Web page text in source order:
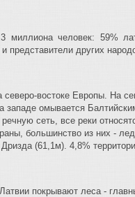
миллиона человек: 59%
представители других
северо-востоке Европы. На
западе омывается
сеть, все реки
большинство из них -
(61,1м). 4,8%
покрывают леса -